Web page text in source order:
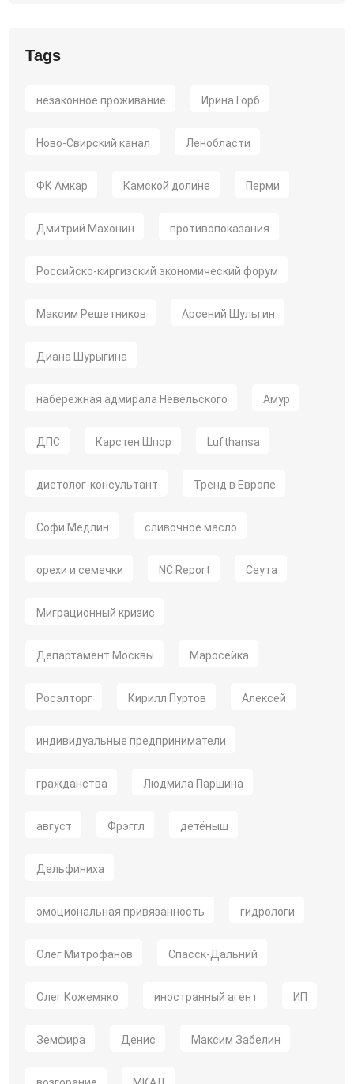
Tags
незаконное проживание Ирина Горб
Ново-Свирский канал Ленобласти
ФК Амкар Камской долине Перми
Дмитрий Махонин противопоказания
Российско-киргизский экономический форум
Максим Решетников Арсений Шульгин
Диана Шурыгина
набережная адмирала Невельского Амур
ДПС Карстен Шпор Lufthansa
диетолог-консультант Тренд в Европе
Софи Медлин сливочное масло
орехи и семечки NC Report Сеута
Миграционный кризис
Департамент Москвы Маросейка
Росэлторг Кирилл Пуртов Алексей
индивидуальные предприниматели
гражданства Людмила Паршина
август Фрэггл детёныш
Дельфиниха
эмоциональная привязанность гидрологи
Олег Митрофанов Спасск-Дальний
Олег Кожемяко иностранный агент ИП
Земфира Денис Максим Забелин